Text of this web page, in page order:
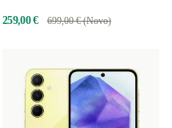
259,00 € 699,00 € (Novo)